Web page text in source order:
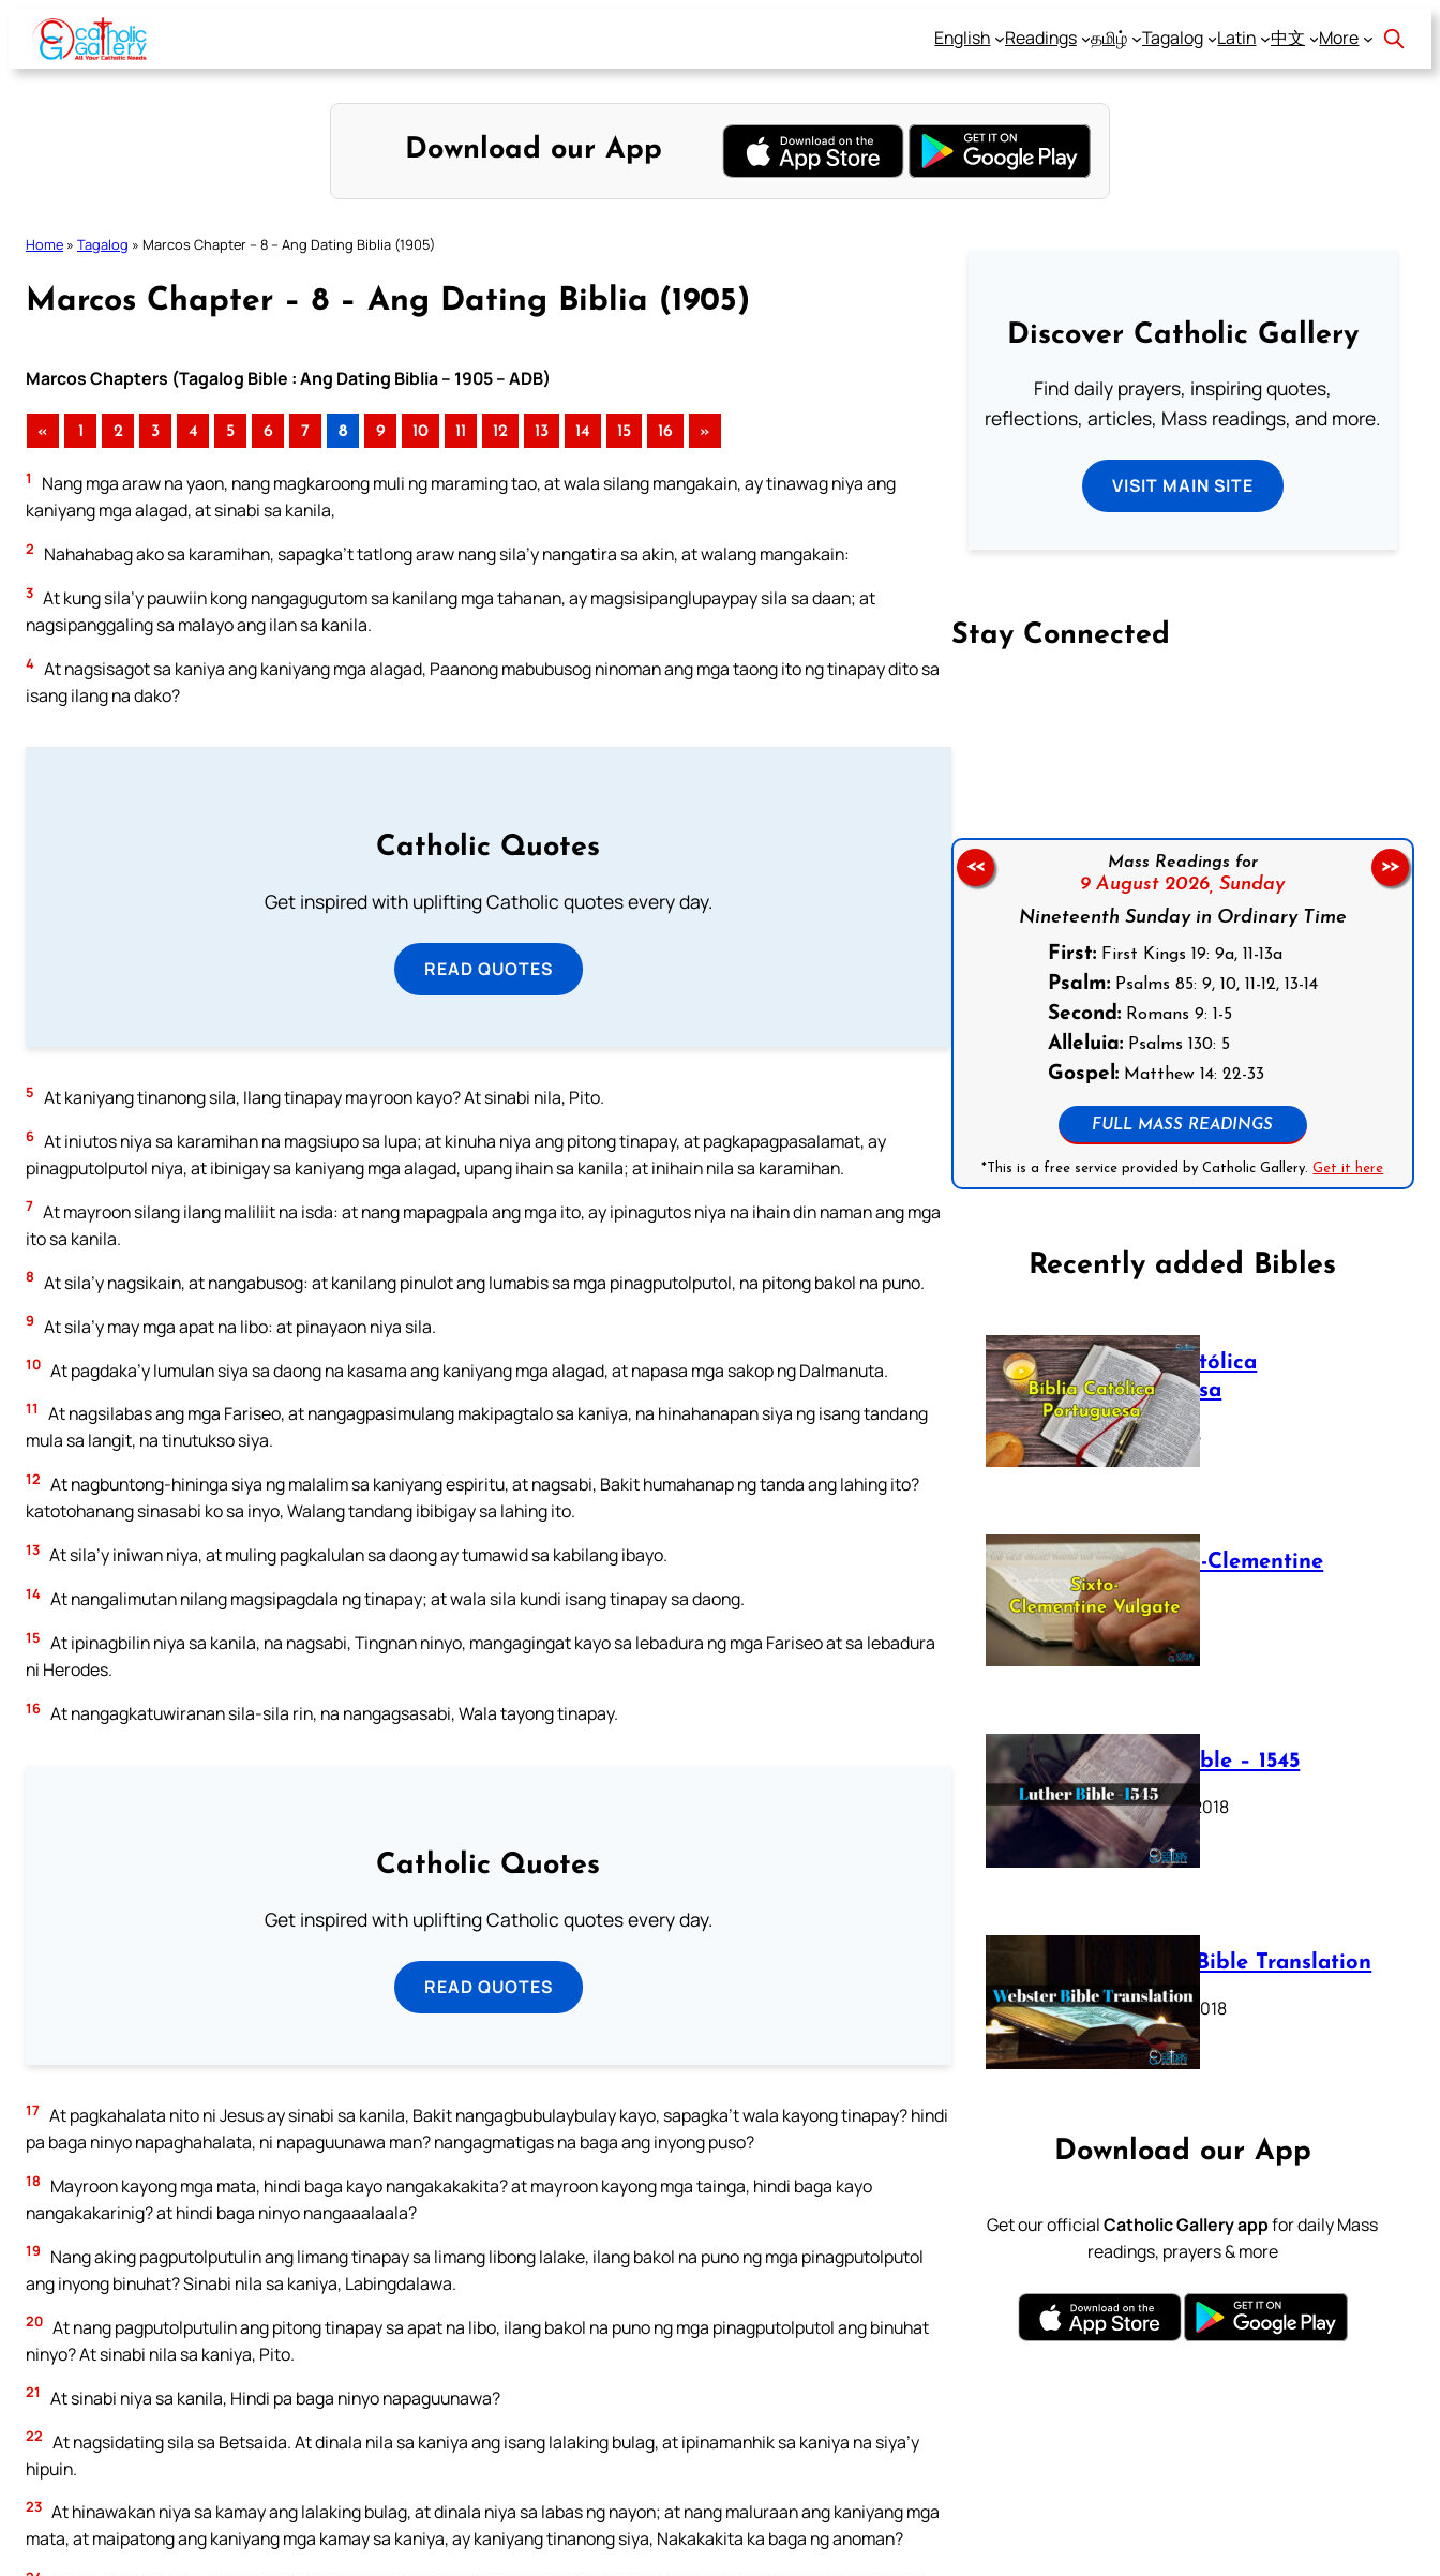
Skip
content
English Readings தமிழ் Tagalog Latin 中文 More
Download our App
Home » Tagalog » Marcos Chapter – 8 – Ang Dating Biblia (1905)
Marcos Chapter – 8 – Ang Dating Biblia (1905)
Marcos Chapters (Tagalog Bible : Ang Dating Biblia – 1905 – ADB)
« 1 2 3 4 5 6 7 8 9 10 11 12 13 14 15 16 »
1
Nang mga araw na yaon, nang magkaroong muli ng maraming tao, at wala silang mangakain, ay tinawag niya ang
kaniyang mga alagad, at sinabi sa kanila,
2 Nahahabag ako sa karamihan, sapagka’t tatlong araw nang sila’y nangatira sa akin, at walang mangakain:
3 At kung sila’y pauwiin kong nangagugutom sa kanilang mga tahanan, ay magsisipanglupaypay sila sa daan; at
nagsipanggaling sa malayo ang ilan sa kanila.
4 At nagsisagot sa kaniya ang kaniyang mga alagad, Paanong mabubusog ninoman ang mga taong ito ng tinapay dito sa
isang ilang na dako?
Catholic Quotes
Get inspired with uplifting Catholic quotes every day.
READ QUOTES
5 At kaniyang tinanong sila, Ilang tinapay mayroon kayo? At sinabi nila, Pito.
6 At iniutos niya sa karamihan na magsiupo sa lupa; at kinuha niya ang pitong tinapay, at pagkapagpasalamat, ay
pinagputolputol niya, at ibinigay sa kaniyang mga alagad, upang ihain sa kanila; at inihain nila sa karamihan.
7 At mayroon silang ilang maliliit na isda: at nang mapagpala ang mga ito, ay ipinagutos niya na ihain din naman ang mga
ito sa kanila.
8 At sila’y nagsikain, at nangabusog: at kanilang pinulot ang lumabis sa mga pinagputolputol, na pitong bakol na puno.
9 At sila’y may mga apat na libo: at pinayaon niya sila.
10 At pagdaka’y lumulan siya sa daong na kasama ang kaniyang mga alagad, at napasa mga sakop ng Dalmanuta.
11
At nagsilabas ang mga Fariseo, at nangagpasimulang makipagtalo sa kaniya, na hinahanapan siya ng isang tandang
mula sa langit, na tinutukso siya.
12 At nagbuntong-hininga siya ng malalim sa kaniyang espiritu, at nagsabi, Bakit humahanap ng tanda ang lahing ito?
katotohanang sinasabi ko sa inyo, Walang tandang ibibigay sa lahing ito.
13 At sila’y iniwan niya, at muling pagkalulan sa daong ay tumawid sa kabilang ibayo.
14 At nangalimutan nilang magsipagdala ng tinapay; at wala sila kundi isang tinapay sa daong.
15 At ipinagbilin niya sa kanila, na nagsabi, Tingnan ninyo, mangagingat kayo sa lebadura ng mga Fariseo at sa lebadura
ni Herodes.
16 At nangagkatuwiranan sila-sila rin, na nangagsasabi, Wala tayong tinapay.
Catholic Quotes
Get inspired with uplifting Catholic quotes every day.
READ QUOTES
17 At pagkahalata nito ni Jesus ay sinabi sa kanila, Bakit nangagbubulaybulay kayo, sapagka’t wala kayong tinapay? hindi
pa baga ninyo napaghahalata, ni napaguunawa man? nangagmatigas na baga ang inyong puso?
18
Mayroon kayong mga mata, hindi baga kayo nangakakakita? at mayroon kayong mga tainga, hindi baga kayo
nangakakarinig? at hindi baga ninyo nangaaalaala?
19
Nang aking pagputolputulin ang limang tinapay sa limang libong lalake, ilang bakol na puno ng mga pinagputolputol
ang inyong binuhat? Sinabi nila sa kaniya, Labingdalawa.
20 At nang pagputolputulin ang pitong tinapay sa apat na libo, ilang bakol na puno ng mga pinagputolputol ang binuhat
ninyo? At sinabi nila sa kaniya, Pito.
21 At sinabi niya sa kanila, Hindi pa baga ninyo napaguunawa?
22 At nagsidating sila sa Betsaida. At dinala nila sa kaniya ang isang lalaking bulag, at ipinamanhik sa kaniya na siya’y
hipuin.
23 At hinawakan niya sa kamay ang lalaking bulag, at dinala niya sa labas ng nayon; at nang maluraan ang kaniyang mga
mata, at maipatong ang kaniyang mga kamay sa kaniya, ay kaniyang tinanong siya, Nakakakita ka baga ng anoman?
Discover Catholic Gallery
Find daily prayers, inspiring quotes,
reflections, articles, Mass readings, and more.
VISIT MAIN SITE
Stay Connected
Follow us on Facebook
Mass Readings for
9 August 2026, Sunday
Nineteenth Sunday in Ordinary Time
First:First Kings 19: 9a, 11-13a
Psalm:Psalms 85: 9, 10, 11-12, 13-14
Second:Romans 9: 1-5
Alleluia:Psalms 130: 5
Gospel:Matthew 14: 22-33
FULL MASS READINGS
*This is a free service provided by Catholic Gallery.Get it here
<< >>
Recently added Bibles
Bíblia Católica
Portuguesa
July 16, 2025
The Sixto-Clementine
Vulgate
July 12, 2025
Luther Bible – 1545
October 17, 2018
Webster Bible Translation
October 11, 2018
Download our App
Get our officialCatholic Gallery appfor daily Mass
readings, prayers & more